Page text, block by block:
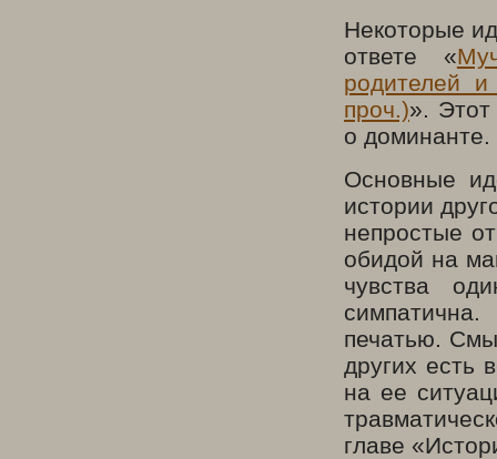
Некоторые
ответе «
родителей
проч.)». Этот
о доминанте.
Основные
истории
непростые
обидой на
чувства
печатью.
других есть
на ее
главе